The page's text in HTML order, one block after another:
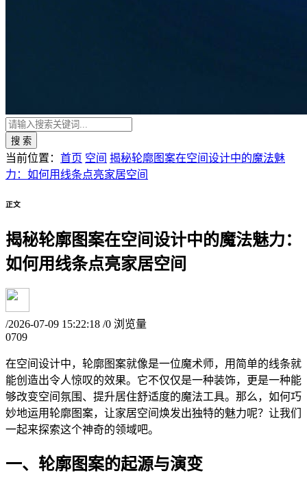
搜 索
当前位置： 首页 空间 揭秘轮廓图案在空间设计中的魔法魅
力：如何用线条点亮家居空间
正文
揭秘轮廓图案在空间设计中的魔法魅力：
如何用线条点亮家居空间
/2026-07-09 15:22:18 /0 浏览量
0709
在空间设计中，轮廓图案就像是一位魔术师，用简单的线条就
能创造出令人惊叹的效果。它不仅仅是一种装饰，更是一种能
够改变空间氛围、提升居住舒适度的魔法工具。那么，如何巧
妙地运用轮廓图案，让家居空间焕发出独特的魅力呢？让我们
一起来探索这个神奇的领域吧。
一、轮廓图案的起源与演变